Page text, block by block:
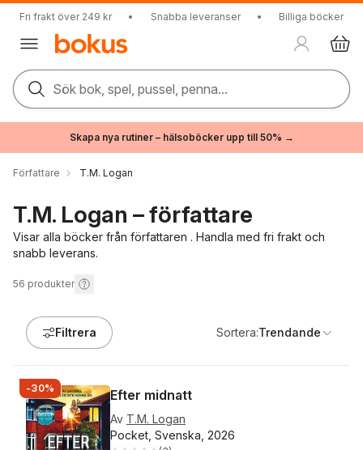
Fri frakt över 249 kr • Snabba leveranser • Billiga böcker
Sök bok, spel, pussel, penna...
Skapa nya rutiner – hälsoböcker upp till 50% →
Författare T.M. Logan
T.M. Logan – författare
Visar alla böcker från författaren . Handla med fri frakt och
snabb leverans.
56 produkter
Filtrera Sortera:Trendande
-30% Efter midnatt
Av T.M. Logan
Pocket, Svenska, 2026